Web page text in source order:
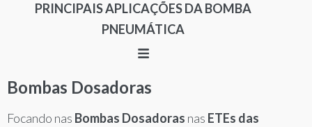
PRINCIPAIS APLICAÇÕES DA BOMBA
PNEUMÁTICA
Bombas Dosadoras
Focando nas Bombas Dosadoras nas ETEs das